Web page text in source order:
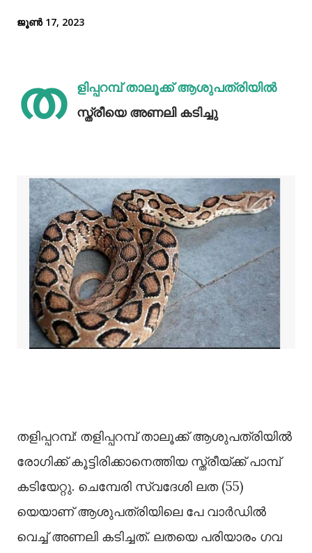
ജൂൺ 17, 2023
ത
ളിപ്പറമ്പ് താലൂക്ക് ആശുപത്രിയിൽ
സ്ത്രീയെ അണലി കടിച്ചു
തളിപ്പറമ്പ്: തളിപ്പറമ്പ് താലൂക്ക് ആശുപത്രിയിൽ
രോഗിക്ക് കൂട്ടിരിക്കാനെത്തിയ സ്ത്രീയ്ക്ക് പാമ്പ്
കടിയേറ്റു. ചെമ്പേരി സ്വദേശി ലത (55)
യെയാണ് ആശുപത്രിയിലെ പേ വാർഡിൽ
വെച്ച് അണലി കടിച്ചത്. ലതയെ പരിയാരം ഗവ